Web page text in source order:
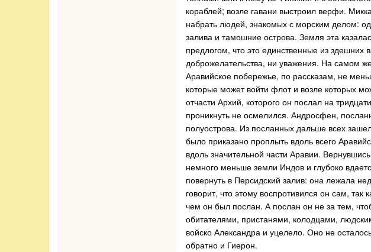
кораблей; возле гавани выстроил верфи.
набрать людей, знакомых с морским делом:
залива и тамошние острова. Земля эта
предлогом, что это единственные из
доброжелательства, ни уважения. На самом
Аравийское побережье, по рассказам, не
которые может войти флот и возле которых
отчасти Архий, которого он послал на
проникнуть не осмелился. Андросфен,
полуострова. Из посланных дальше всех
было приказано проплыть вдоль всего
вдоль значительной части Аравии.
немного меньше земли Индов и глубоко
повернуть в Персидский залив: она лежала
говорит, что этому воспротивился он сам,
чем он был послан. А послан он не за тем,
обитателями, пристанями, колодцами,
войско Александра и уцелело. Оно не
обратно и Гиерон.